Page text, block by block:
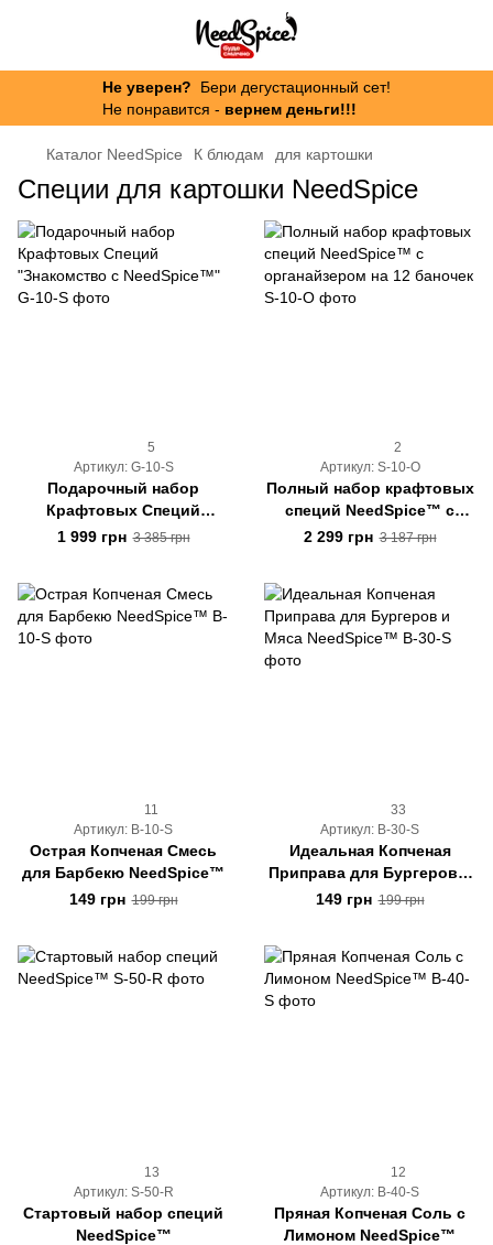
Не уверен? Бери дегустационный сет!
Не понравится - вернем деньги!!!
Каталог NeedSpice К блюдам для картошки
Специи для картошки NeedSpice
5
Артикул: G-10-S
Подарочный набор
Крафтовых Специй
"Знакомство с
1 999 грн 3 385 грн
2
Артикул: S-10-O
Полный набор крафтовых
специй NeedSpice™ с
органайзером на 12
2 299 грн 3 187 грн
11
Артикул: B-10-S
Острая Копченая Смесь
для Барбекю NeedSpice™
149 грн 199 грн
33
Артикул: B-30-S
Идеальная Копченая
Приправа для Бургеров и
Мяса NeedSpice™
149 грн 199 грн
13
Артикул: S-50-R
Стартовый набор специй
NeedSpice™
12
Артикул: B-40-S
Пряная Копченая Соль с
Лимоном NeedSpice™